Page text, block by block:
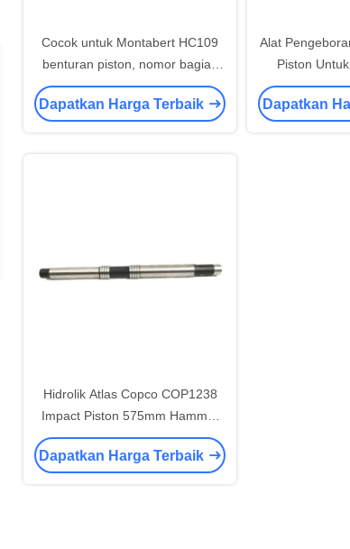
Cocok untuk Montabert HC109
benturan piston, nomor bagian
86578580.
Dapatkan Harga Terbaik
Alat
Piston
Dapatkan
Hidrolik Atlas Copco COP1238
Impact Piston 575mm Hammer
Drill Piston
Dapatkan Harga Terbaik